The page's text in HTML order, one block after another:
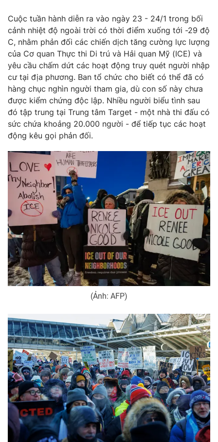
Sản phẩm
Thị trường
Tư vấn
Giao lưu trực tuyến
Lịch phát sóng
Chuyên mục khác
Emagazine Podcast
Photo Infographic
Shorts video
VTV Money VTV Thể thao
VTV Sức khoẻ Bất động sản
Thị trường 24h Tấm lòng Việt
VTV4 Vươn mình bằng AI
VTV8
Liên hệ tòa soạn English
THỜI BÁO VTV
Theo dõi báo trên
Cuộc tuần hành diễn ra vào ngày 23 - 24/1 trong bối
cảnh nhiệt độ ngoài trời có thời điểm xuống tới -29 độ
C, nhằm phản đối các chiến dịch tăng cường lực lượng
của Cơ quan Thực thi Di trú và Hải quan Mỹ (ICE) và
yêu cầu chấm dứt các hoạt động truy quét người nhập
cư tại địa phương. Ban tổ chức cho biết có thể đã có
hàng chục nghìn người tham gia, dù con số này chưa
được kiểm chứng độc lập. Nhiều người biểu tình sau
đó tập trung tại Trung tâm Target - một nhà thi đấu có
sức chứa khoảng 20.000 người - để tiếp tục các hoạt
động kêu gọi phản đối.
(Ảnh: AFP)